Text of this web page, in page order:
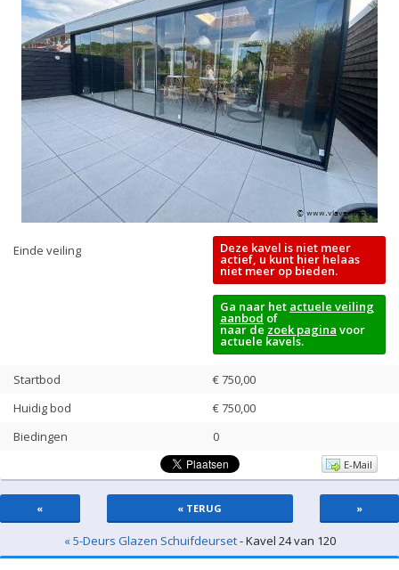
Einde veiling Deze kavel is niet meer
actief, u kunt hier helaas
niet meer op bieden.
Ga naar het actuele veiling
aanbod of
naar de zoek pagina voor
actuele kavels.
Startbod
€ 750,00
Huidig bod
€750,00
Biedingen
0
E-Mail
« « TERUG »
« 5-Deurs Glazen Schuifdeurset- Kavel 24 van 120